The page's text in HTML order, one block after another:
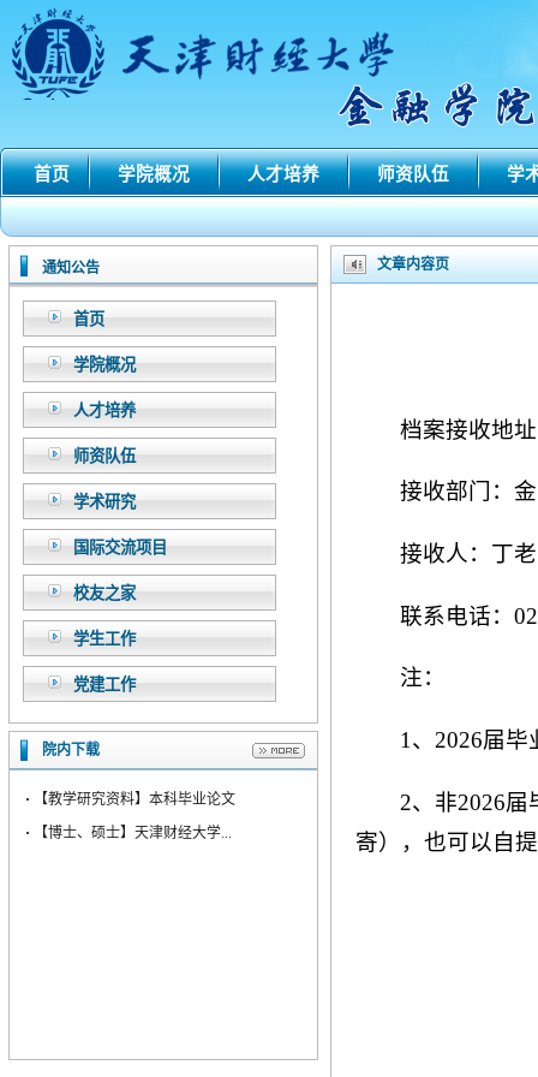
首页 学院概况 人才培养 师资队伍 学
通知公告
首页
学院概况
人才培养
师资队伍
学术研究
国际交流项目
校友之家
学生工作
党建工作
院内下载
·
【教学研究资料】本科毕业论文
·
【博士、硕士】天津财经大学...
文章内容页
档案接收地
接收部门：
接收人：丁
联系电话：
注：
1、2026届
2、非2026
寄），也可以自